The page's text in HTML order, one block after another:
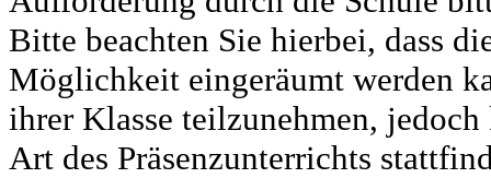
Bitte beachten Sie hierbei, dass
Möglichkeit eingeräumt werden
ihrer Klasse teilzunehmen,
Art des Präsenzunterrichts